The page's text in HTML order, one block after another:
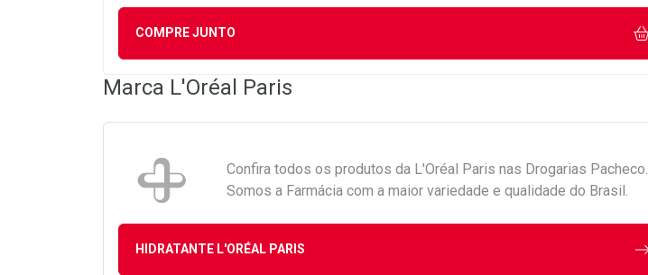
COMPRE JUNTO
Marca L'Oréal Paris
Confira todos os produtos da L'Oréal Paris nas Drogarias Pacheco.
Somos a Farmácia com a maior variedade e qualidade do Brasil.
HIDRATANTE L'ORÉAL PARIS